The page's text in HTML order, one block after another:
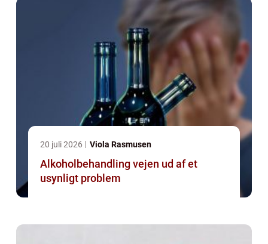
20 juli 2026 Viola Rasmusen
Alkoholbehandling vejen ud af et
usynligt problem